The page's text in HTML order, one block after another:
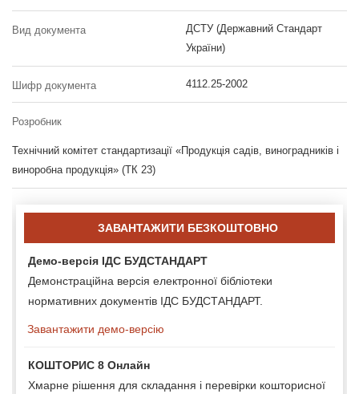
Вид документа
ДСТУ (Державний Стандарт
України)
Шифр документа 4112.25-2002
Розробник
Технічний комітет стандартизації «Продукція садів, виноградників і
виноробна продукція» (ТК 23)
ЗАВАНТАЖИТИ БЕЗКОШТОВНО
Демо-версія ІДС БУДСТАНДАРТ
Демонстраційна версія електронної бібліотеки
нормативних документів ІДС БУДСТАНДАРТ.
Завантажити демо-версію
КОШТОРИС 8 Онлайн
Хмарне рішення для складання і перевірки кошторисної